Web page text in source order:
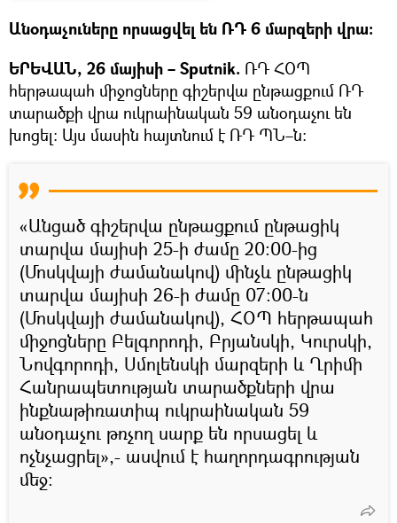
Անօդաչուները որսացվել են ՌԴ 6 մարզերի վրա։
ԵՐԵՎԱՆ, 26 մայիսի – Sputnik. ՌԴ ՀՕՊ
հերթապահ միջոցները գիշերվա ընթացքում ՌԴ
տարածքի վրա ուկրաինական 59 անօդաչու են
խոցել։ Այս մասին հայտնում է ՌԴ ՊՆ–ն։
«Անցած գիշերվա ընթացքում ընթացիկ
տարվա մայիսի 25-ի ժամը 20:00-ից
(Մոսկվայի ժամանակով) մինչև ընթացիկ
տարվա մայիսի 26-ի ժամը 07:00-ն
(Մոսկվայի ժամանակով), ՀՕՊ հերթապահ
միջոցները Բելգորոդի, Բրյանսկի, Կուրսկի,
Նովգորոդի, Սմոլենսկի մարզերի և Ղրիմի
Հանրապետության տարածքների վրա
ինքնաթիռատիպ ուկրաինական 59
անօդաչու թռչող սարք են որսացել և
ոչնչացրել»,- ասվում է հաղորդագրության
մեջ։